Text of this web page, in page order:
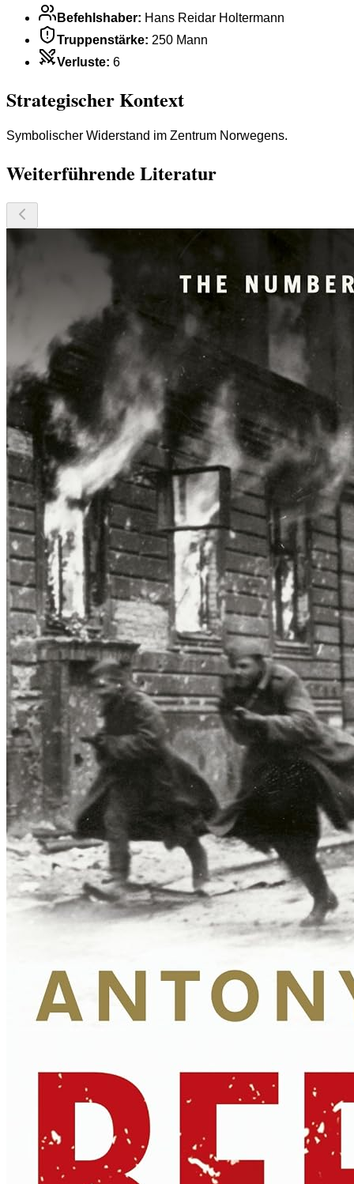
Befehlshaber: Hans Reidar Holtermann
Truppenstärke: 250 Mann
Verluste: 6
Strategischer Kontext
Symbolischer Widerstand im Zentrum Norwegens.
Weiterführende Literatur